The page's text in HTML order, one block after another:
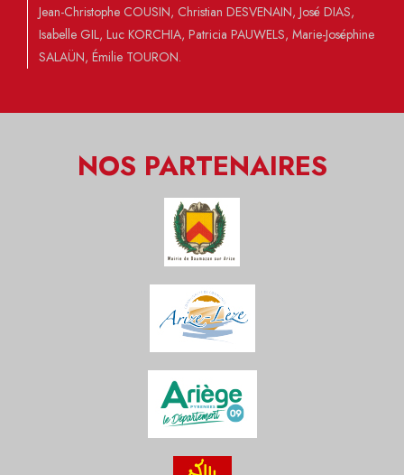
Jean-Christophe COUSIN, Christian DESVENAIN, José DIAS,
Isabelle GIL, Luc KORCHIA, Patricia PAUWELS, Marie-Joséphine
SALAÜN, Émilie TOURON.
NOS PARTENAIRES